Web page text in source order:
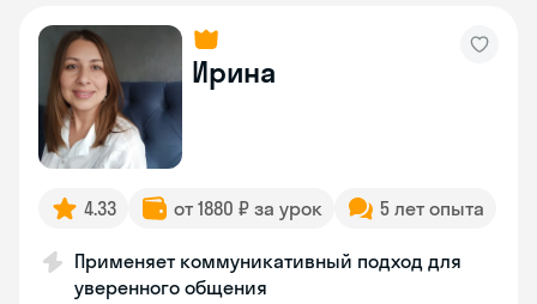
Ирина
4.33 от 1880 ₽ за урок 5 лет опыта
Применяет коммуникативный подход для
уверенного общения